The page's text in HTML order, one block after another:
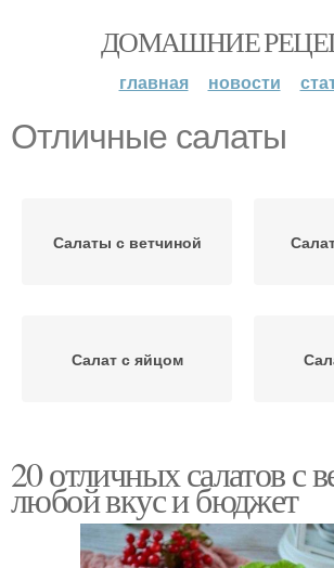
ДОМАШНИЕ
главная новости
Отличные салаты
Салаты с ветчиной
Салат с яйцом
Салат с ветчиной
20 отличных салатов с
любой вкус и бюджет